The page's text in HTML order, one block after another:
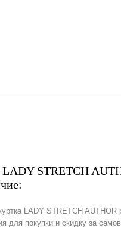
LADY STRETCH
LADY STRETCH
для покупки и скидку за